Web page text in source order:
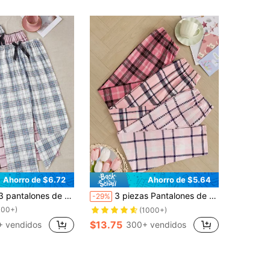
Ahorro de $6.72
con estampado a cuadros y aleatorio, ropa de otoño e invierno
vendidos
Ahorro de $5.64
-29% 3 piezas Pantalones de pijama con estampado de cuadros, ropa de otoño e invierno
(1000+)
$13.75 300+ vendidos